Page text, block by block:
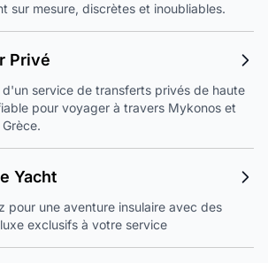
sur mesure, discrètes et inoubliables.
Privé
d'un service de transferts privés de haute
pour voyager à travers Mykonos et
Yacht
pour une aventure insulaire avec des
exclusifs à votre service